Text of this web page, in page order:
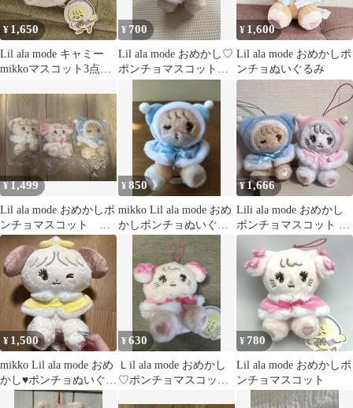
¥ 1,650
Lil ala mode キャミー
mikkoマスコット3点セ
¥ 700
Lil ala mode おめかし♡
ポンチョマスコット
¥ 1,600
Lil ala mode おめかしポ
ンチョぬいぐるみ
¥1,499
Lil ala mode おめかしポ
ンチョマスコット ナ
ッツ キャミー ラテ
¥850
mikko Lil ala mode おめ
かしポンチョぬいぐる
み ラテ ブルー
¥ 1,666
Lili ala mode おめかし
ポンチョマスコット ラ
テ ムース 2個セット
¥ 1,500
mikko Lil ala mode おめ
かし♥ポンチョぬいぐる
¥630
Ｌil ala mode おめかし
♡ポンチョマスコッ
¥ 780
Lil ala mode おめかしポ
ンチョマスコット